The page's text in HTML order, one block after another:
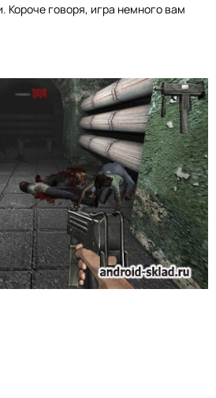
Короче говоря, игра немного вам